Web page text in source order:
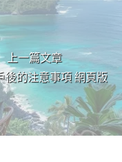
融
上一篇文章
後的注意事項 網頁版